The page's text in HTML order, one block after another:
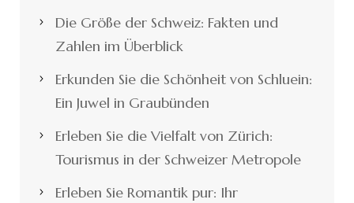
Die Größe der Schweiz: Fakten und
Zahlen im Überblick
Erkunden Sie die Schönheit von Schluein:
Ein Juwel in Graubünden
Erleben Sie die Vielfalt von Zürich:
Tourismus in der Schweizer Metropole
Erleben Sie Romantik pur: Ihr